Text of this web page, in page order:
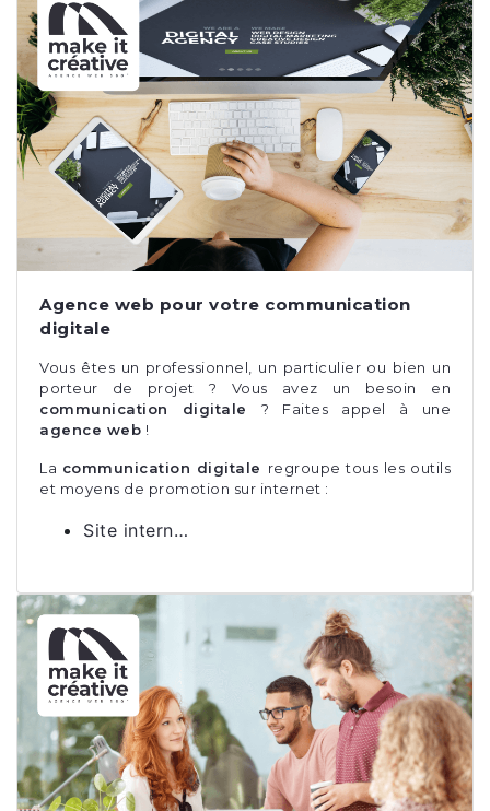
Agence web pour votre communication
digitale
Vous êtes un professionnel, un particulier ou bien un
porteur de projet ? Vous avez un besoin en
communication digitale ? Faites appel à une
agence web !
La communication digitale regroupe tous les outils
et moyens de promotion sur internet :
Site intern…